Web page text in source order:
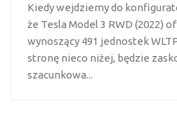
Kiedy wejdziemy do
że Tesla Model 3 RWD (2022)
wynoszący 491 jednostek
stronę nieco niżej, będzie
szacunkowa...